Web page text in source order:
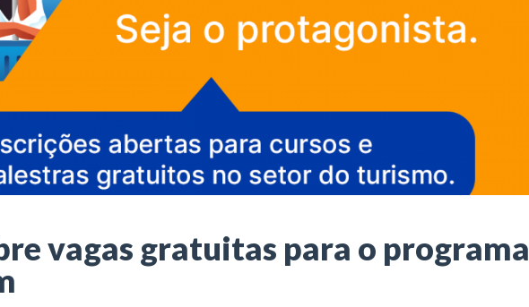
vagas gratuitas para o programa